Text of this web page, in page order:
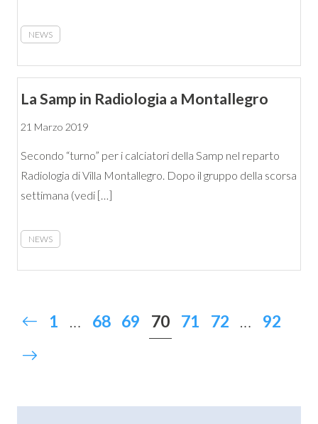
NEWS
La Samp in Radiologia a Montallegro
21 Marzo 2019
Secondo “turno” per i calciatori della Samp nel reparto
Radiologia di Villa Montallegro. Dopo il gruppo della scorsa
settimana (vedi […]
NEWS
1 … 68 69 70 71 72 … 92